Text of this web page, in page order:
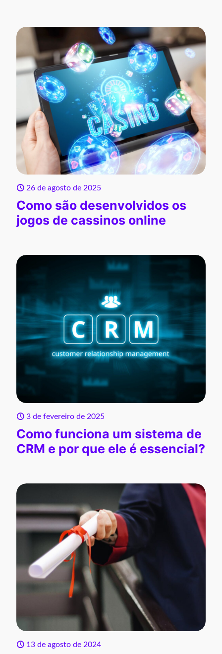
26 de agosto de 2025
Como são desenvolvidos os
jogos de cassinos online
3 de fevereiro de 2025
Como funciona um sistema de
CRM e por que ele é essencial?
13 de agosto de 2024